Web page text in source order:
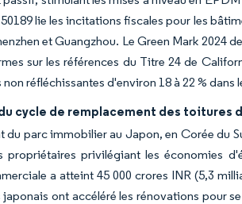
lie les incitations fiscales pour les
et Guangzhou. Le Green Mark 2024
sur les références du Titre 24 de
réfléchissantes d'environ 18 à 22 %
cycle de remplacement des toitures
du parc immobilier au Japon, en Corée du
propriétaires privilégiant les économies
a atteint 45 000 crores INR (5,3
ont accéléré les rénovations pour